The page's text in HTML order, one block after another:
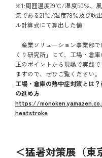
※1:周囲温度29℃/湿度50％、
気である21℃/湿度78％及び吹
ル計算式にて算出した値
産業ソリューション事業部
くり研究所」にて、工場・倉
正のポイントから現場で実践
ますので、ぜひご覧ください。
工場・倉庫の熱中症対策とは
の進め方
https://
heatstroke
＜猛暑対策展（東